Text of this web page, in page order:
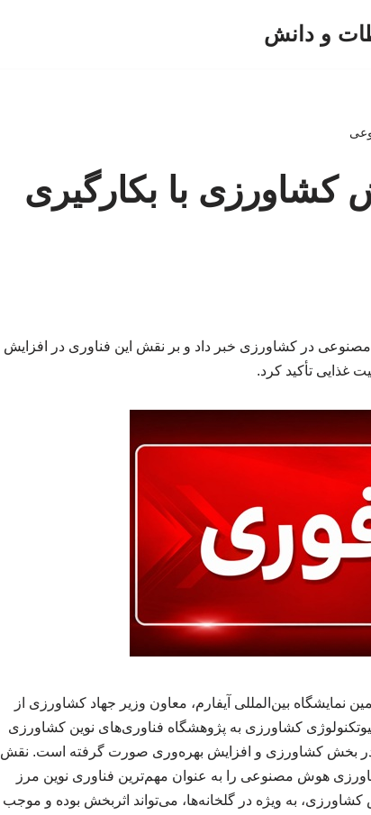
و دانش
کشاورزی با بکارگیری
در کشاورزی خبر داد و بر نقش این فناوری در افزایش
غذایی تأکید کرد.
بین‌المللی آیفارم، معاون وزیر جهاد کشاورزی از
کشاورزی به پژوهشگاه فناوری‌های نوین کشاورزی
در بخش کشاورزی و افزایش بهره‌وری صورت گرفته است. نقش
هوش مصنوعی را به عنوان مهم‌ترین فناوری نوین مرز
به ویژه در گلخانه‌ها، می‌تواند اثربخش بوده و موجب